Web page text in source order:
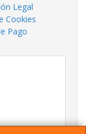
Legal
Cookies
Pago